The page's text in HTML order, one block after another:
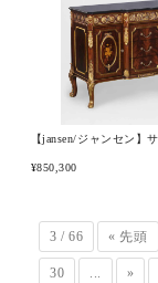
【jansen/ジャンセン】
¥850,300
3 / 66 « 先頭
30 ... »